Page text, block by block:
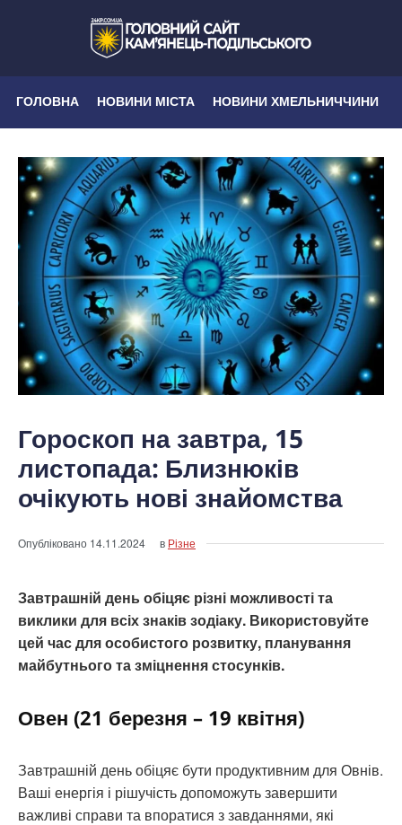
ГОЛОВНА НОВИНИ МІСТА НОВИНИ ХМЕЛЬНИЧЧИНИ
Гороскоп на завтра, 15
листопада: Близнюків
очікують нові знайомства
Опубліковано 14.11.2024 в Різне
Завтрашній день обіцяє різні можливості та
виклики для всіх знаків зодіаку. Використовуйте
цей час для особистого розвитку, планування
майбутнього та зміцнення стосунків.
Овен (21 березня – 19 квітня)
Завтрашній день обіцяє бути продуктивним для Овнів.
Ваші енергія і рішучість допоможуть завершити
важливі справи та впоратися з завданнями, які